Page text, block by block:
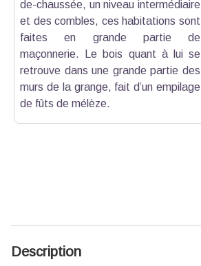
de-chaussée, un niveau intermédiaire
et des combles, ces habitations sont
faites en grande partie de
maçonnerie. Le bois quant à lui se
retrouve dans une grande partie des
murs de la grange, fait d’un empilage
de fûts de mélèze.
Description